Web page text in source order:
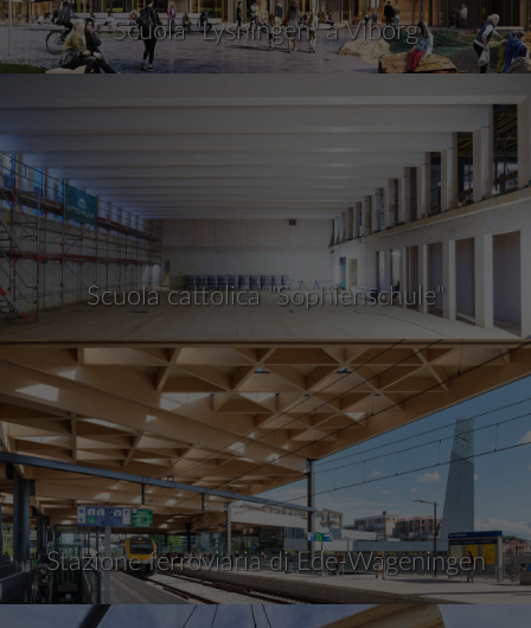
Scuola "Lysningen" a Viborg
Scuola cattolica "Sophienschule"
Stazione ferroviaria di Ede-Wageningen